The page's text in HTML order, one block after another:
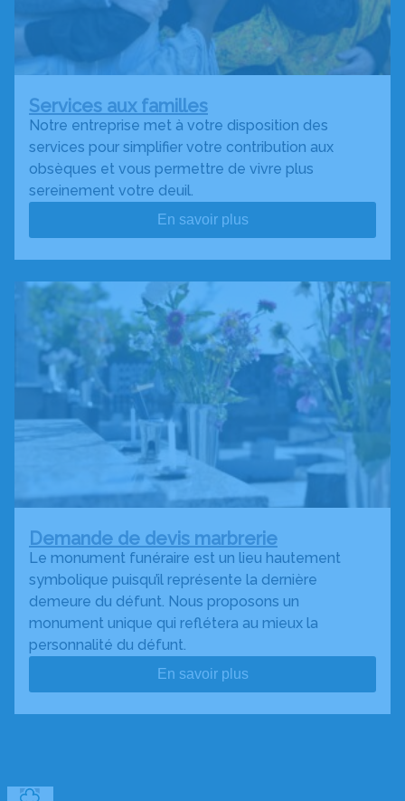
Services aux familles
Notre entreprise met à votre disposition des
services pour simplifier votre contribution aux
obsèques et vous permettre de vivre plus
sereinement votre deuil.
En savoir plus
Demande de devis marbrerie
Le monument funéraire est un lieu hautement
symbolique puisqu’il représente la dernière
demeure du défunt. Nous proposons un
monument unique qui reflétera au mieux la
personnalité du défunt.
En savoir plus